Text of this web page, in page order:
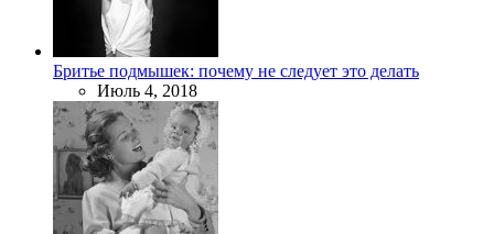
Бритье подмышек: почему не следует это делать
Июль 4, 2018